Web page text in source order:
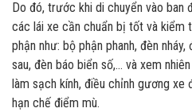
Do đó, trước khi di chuyển vào
các lái xe cần chuẩn bị tốt và kiểm
phận như: bộ phận phanh, đèn
sau, đèn báo biển số,... và xem
làm sạch kính, điều chỉnh gương xe
hạn chế điểm mù.